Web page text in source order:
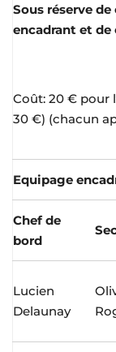
Sous réserve
encadrant et
Coût: 20 € pour
30 €) (chacun
Equipage
Chef de
bord
Lucien
Delaunay